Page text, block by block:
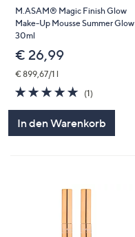
M.ASAM® Magic Finish Glow
Make-Up Mousse Summer Glow
30ml
€ 26,99
€ 899,67/1 l
5.0
von
(1)
In den Warenkorb